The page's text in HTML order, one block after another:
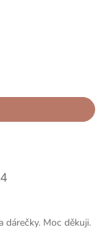
dárečky. Moc děkuji.